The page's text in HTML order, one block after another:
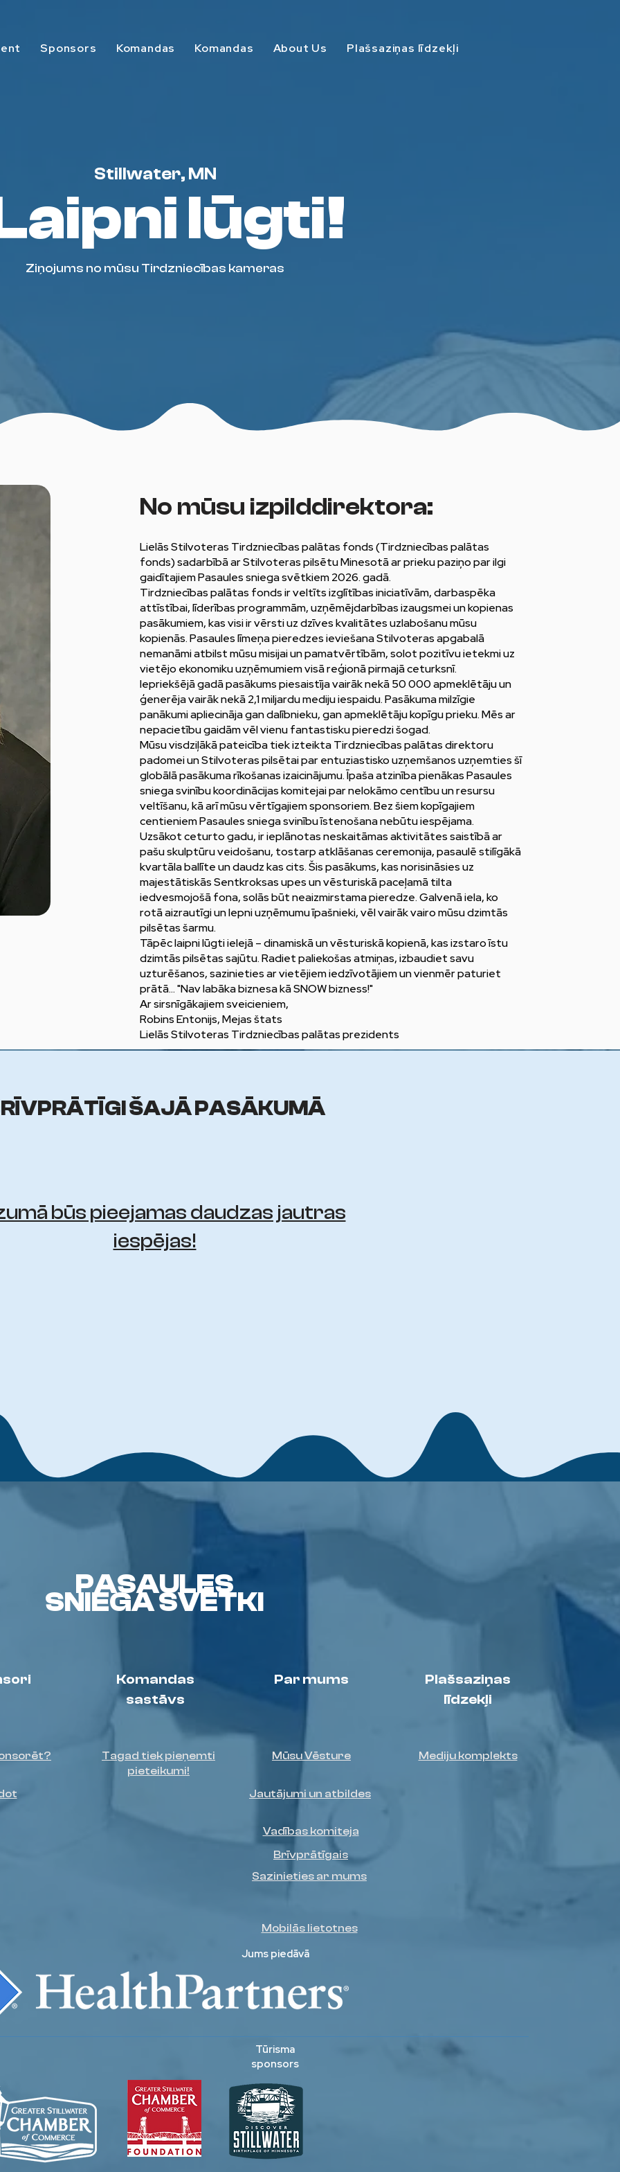
Sponsors Komandas Komandas About Us Plašsaziņas līdzekļi
lūgti!
Ziņojums no mūsu Tirdzniecības kameras
Stillwater, MN
No mūsu izpilddirektora:
Lielās Stilvoteras Tirdzniecības palātas fonds (Tirdzniecības palātas
fonds) sadarbībā ar Stilvoteras pilsētu Minesotā ar prieku paziņo par ilgi
gaidītajiem Pasaules sniega svētkiem 2026. gadā.
Tirdzniecības palātas fonds ir veltīts izglītības iniciatīvām, darbaspēka
attīstībai, līderības programmām, uzņēmējdarbības izaugsmei un kopienas
pasākumiem, kas visi ir vērsti uz dzīves kvalitātes uzlabošanu mūsu
kopienās. Pasaules līmeņa pieredzes ieviešana Stilvoteras apgabalā
nemanāmi atbilst mūsu misijai un pamatvērtībām, solot pozitīvu ietekmi uz
vietējo ekonomiku uzņēmumiem visā reģionā pirmajā ceturksnī.
Iepriekšējā gadā pasākums piesaistīja vairāk nekā 50 000 apmeklētāju un
ģenerēja vairāk nekā 2,1 miljardu mediju iespaidu. Pasākuma milzīgie
panākumi apliecināja gan dalībnieku, gan apmeklētāju kopīgu prieku. Mēs ar
nepacietību gaidām vēl vienu fantastisku pieredzi šogad.
Mūsu visdziļākā pateicība tiek izteikta Tirdzniecības palātas direktoru
padomei un Stilvoteras pilsētai par entuziastisko uzņemšanos uzņemties šī
globālā pasākuma rīkošanas izaicinājumu. Īpaša atzinība pienākas Pasaules
sniega svinību koordinācijas komitejai par nelokāmo centību un resursu
veltīšanu, kā arī mūsu vērtīgajiem sponsoriem. Bez šiem kopīgajiem
centieniem Pasaules sniega svinību īstenošana nebūtu iespējama.
Uzsākot ceturto gadu, ir ieplānotas neskaitāmas aktivitātes saistībā ar
pašu skulptūru veidošanu, tostarp atklāšanas ceremonija, pasaulē stilīgākā
kvartāla ballīte un daudz kas cits. Šis pasākums, kas norisināsies uz
majestātiskās Sentkroksas upes un vēsturiskā paceļamā tilta
iedvesmojošā fona, solās būt neaizmirstama pieredze. Galvenā iela, ko
rotā aizrautīgi un lepni uzņēmumu īpašnieki, vēl vairāk vairo mūsu dzimtās
pilsētas šarmu.
Tāpēc laipni lūgti ielejā – dinamiskā un vēsturiskā kopienā, kas izstaro īstu
dzimtās pilsētas sajūtu. Radiet paliekošas atmiņas, izbaudiet savu
uzturēšanos, sazinieties ar vietējiem iedzīvotājiem un vienmēr paturiet
prātā… "Nav labāka biznesa kā SNOW bizness!"
Ar sirsnīgākajiem sveicieniem,
Robins Entonijs, Mejas štats
Lielās Stilvoteras Tirdzniecības palātas prezidents
ŠAJĀ PASĀKUMĀ
būs pieejamas daudzas jautras
iespējas!
PASAULES
SNIEGA SVĒTKI
Komandas
sastāvs
Par mums
Plašsaziņas
līdzekļi
Tagad tiek pieņemti
pieteikumi!
Mūsu Vēsture
Jautājumi un atbildes
Vadības komiteja
Brīvprātīgais
Sazinieties ar mums
Mobilās lietotnes
Mediju komplekts
Jums piedāvā
Tūrisma
sponsors